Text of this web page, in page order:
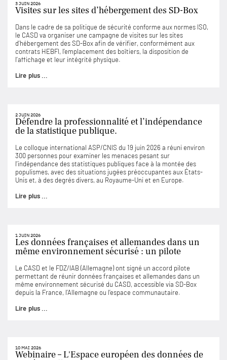
3 JUIN 2026
Visites sur les sites d’hébergement des SD-Box
Dans le cadre de sa politique de sécurité conforme aux normes ISO,
le CASD va organiser une campagne de visites sur les sites
d’hébergement des SD-Box afin de vérifier, conformément aux
contrats HEBFI, l’emplacement des boîtiers, la disposition de
l’affichage et leur intégrité physique.
Lire plus ...
2 JUIN 2026
Défendre la professionnalité et l’indépendance
de la statistique publique.
Le colloque international ASP/CNIS du 19 juin 2026 a réuni environ
300 personnes pour examiner les menaces pesant sur
l’indépendance des statistiques publiques face à la montée des
populismes, avec des situations jugées préoccupantes aux États-
Unis et, à des degrés divers, au Royaume-Uni et en Europe.
Lire plus ...
1 JUIN 2026
Les données françaises et allemandes dans un
même environnement sécurisé : un pilote
Le CASD et le FDZ/IAB (Allemagne) ont signé un accord pilote
permettant de réunir données françaises et allemandes dans un
même environnement sécurisé du CASD, accessible via SD-Box
depuis la France, l’Allemagne ou l’espace communautaire.
Lire plus ...
10 MAI 2026
Webinaire – L'Espace européen des données de